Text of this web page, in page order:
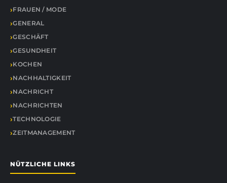
FRAUEN / MODE
GENERAL
GESCHÄFT
GESUNDHEIT
KOCHEN
NACHHALTIGKEIT
NACHRICHT
NACHRICHTEN
TECHNOLOGIE
ZEITMANAGEMENT
NÜTZLICHE LINKS